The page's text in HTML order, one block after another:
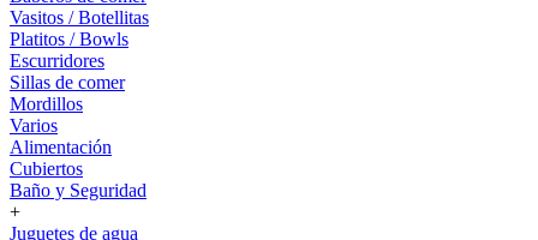
Vasitos / Botellitas
Platitos / Bowls
Escurridores
Sillas de comer
Mordillos
Varios
Alimentación
Cubiertos
Baño y Seguridad
+
Juguetes de agua